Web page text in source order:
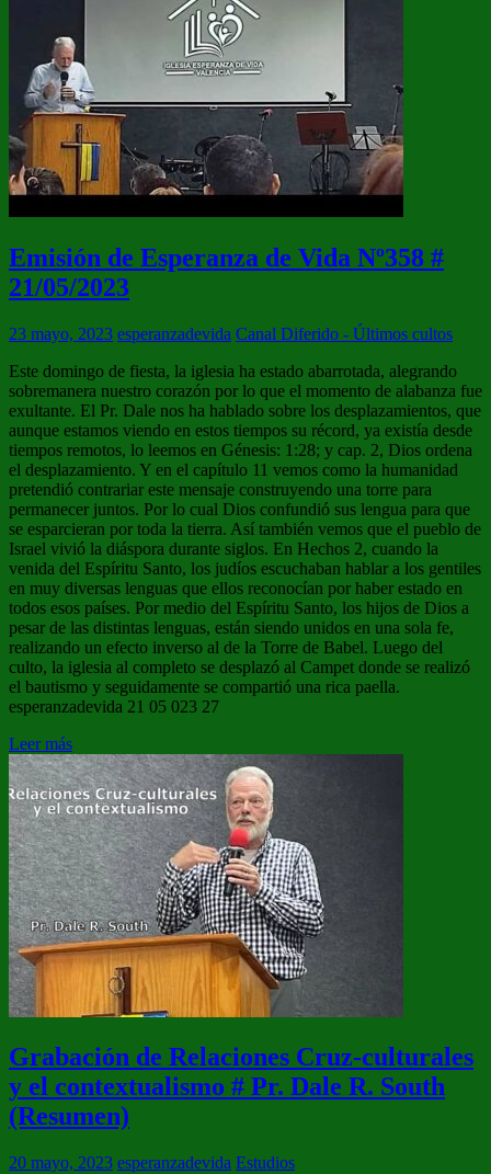
Emisión de Esperanza de Vida Nº358 #
21/05/2023
23 mayo, 2023 esperanzadevida Canal Diferido - Últimos cultos
Este domingo de fiesta, la iglesia ha estado abarrotada, alegrando
sobremanera nuestro corazón por lo que el momento de alabanza fue
exultante. El Pr. Dale nos ha hablado sobre los desplazamientos, que
aunque estamos viendo en estos tiempos su récord, ya existía desde
tiempos remotos, lo leemos en Génesis: 1:28; y cap. 2, Dios ordena
el desplazamiento. Y en el capítulo 11 vemos como la humanidad
pretendió contrariar este mensaje construyendo una torre para
permanecer juntos. Por lo cual Dios confundió sus lengua para que
se esparcieran por toda la tierra. Así también vemos que el pueblo de
Israel vivió la diáspora durante siglos. En Hechos 2, cuando la
venida del Espíritu Santo, los judíos escuchaban hablar a los gentiles
en muy diversas lenguas que ellos reconocían por haber estado en
todos esos países. Por medio del Espíritu Santo, los hijos de Dios a
pesar de las distintas lenguas, están siendo unidos en una sola fe,
realizando un efecto inverso al de la Torre de Babel. Luego del
culto, la iglesia al completo se desplazó al Campet donde se realizó
el bautismo y seguidamente se compartió una rica paella.
esperanzadevida 21 05 023 27
Leer más
Grabación de Relaciones Cruz-culturales
y el contextualismo # Pr. Dale R. South
(Resumen)
20 mayo, 2023 esperanzadevida Estudios